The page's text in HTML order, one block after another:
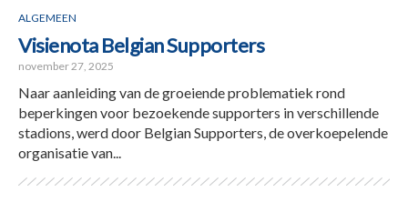
ALGEMEEN
Visienota Belgian Supporters
november 27, 2025
Naar aanleiding van de groeiende problematiek rond
beperkingen voor bezoekende supporters in verschillende
stadions, werd door Belgian Supporters, de overkoepelende
organisatie van...